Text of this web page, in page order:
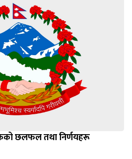
छलफल तथा निर्णयहरू